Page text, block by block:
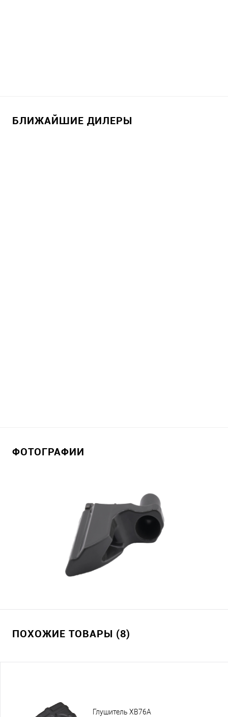
БЛИЖАЙШИЕ ДИЛЕРЫ
ФОТОГРАФИИ
ПОХОЖИЕ ТОВАРЫ (8)
Глушитель XB76A